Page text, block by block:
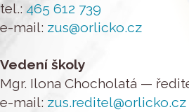
tel.: 465 612 739
e-mail: zus@orlicko.cz
Vedení školy
Mgr. Ilona Chocholatá —
e-mail: zus.reditel@orlicko.cz